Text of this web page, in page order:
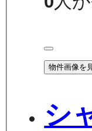
物件画像を
シ